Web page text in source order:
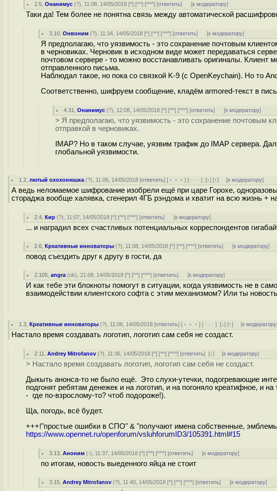
2.5 ,Онанимус (?), 11:08, 14/05/2018 [^] [^^] [^^^] [ответить] [к модератору]
Таки да! Тем более не понятна связь между автоматической
3.10 ,Онвоним (?), 11:34, 14/05/2018 [^] [^^] [^^^] [ответить] [к модератору]
Я предполагаю, что уязвимость - это сохранение почтовым
в черновиках. Черновик в исходном виде может передаваться
почтовом сервере - то можно восстанавливать оригиналы. Клиент
отправленного письма.
Наблюдал такое, но пока со связкой K-9 (с OpenKeychain). Но то
Соответственно, шифруем сообщение, кладём armored-текст в
4.31 ,Онанимус (?), 12:08, 14/05/2018 [^] [^^] [^^^] [ответить] [к модератору]
> Я предполагаю, что уязвимость - это сохранение почтовым
отправкой в черновиках.
IMAP? Но в таком случае, уязвим трафик до IMAP сервера.
глобальной уязвимости.
1.2 ,лютый охохонюшка (?), 11:05, 14/05/2018 [ответить] [ ﹢﹢﹢] [ · · ·][↓] [↑] [к модератору]
А ведь неломаемое шифрование изобрели ещё при царе Горохе,
стораджа вообще халявка, сгенерил 4ГБ рэндома и хватит на всю жизнь +
2.4 ,Кир (?), 11:07, 14/05/2018 [^] [^^] [^^^] [ответить] [к модератору]
... и наградил всех счастливых потенциальных корреспондентов
2.6 ,Креативные инноваторы (?), 11:08, 14/05/2018 [^] [^^] [^^^] [ответить] [к модератору]
повод съездить друг к другу в гости, да
2.105 ,angra (ok), 21:08, 14/05/2018 [^] [^^] [^^^] [ответить] [к модератору]
И как тебе эти блокноты помогут в ситуации, когда уязвимость не в
взаимодействии клиентского софта с этим механизмом? Или ты
1.3 ,Креативные инноваторы (?), 11:06, 14/05/2018 [ответить] [ ﹢﹢﹢] [ · · ·][↓] [↑] [к модератору
Настало время создавать логотип, логотип сам себя не создаст.
2.11 ,Andrey Mitrofanov (?), 11:36, 14/05/2018 [^] [^^] [^^^] [ответить][↓] [к модератору]
> Настало время создавать логотип, логотип сам себя не создаст.
Дыкыть анонса-то не было ещё. Это слухи-утечки, подогревающие
подгонят ребятам денежек и на логотип, и на погоняло креатифное, и
- где по-взрослому-то? чтоб подороже!).
Ща, погодь, всё будет.
+++!"простые ошибки в СПО" & "получают имена собственные,
https://www.opennet.ru/openforum/vsluhforumID3/105391.html#15
3.13 ,Аноним (-), 11:37, 14/05/2018 [^] [^^] [^^^] [ответить] [к модератору]
по итогам, новость выеденного яйца не стоит
3.15 ,Andrey Mitrofanov (?), 11:40, 14/05/2018 [^] [^^] [^^^] [ответить] [к модератору]